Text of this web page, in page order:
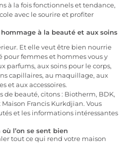
à la fois fonctionnels et tendance,
avec le sourire et profiter
à la beauté et aux soins
Et elle veut être bien nourrie
pour femmes et hommes vous y
parfums, aux soins pour le corps,
capillaires, au maquillage, aux
et aux accessoires.
de beauté, citons : Biotherm, BDK,
Francis Kurkdjian. Vous
et les informations intéressantes
l’on se sent bien
tout ce qui rend votre maison